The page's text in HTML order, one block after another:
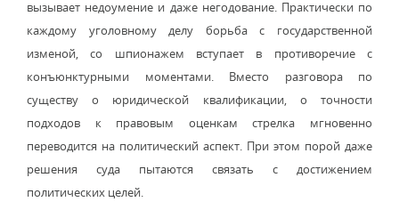
вызывает недоумение и даже негодование. Практически по
каждому уголовному делу борьба с государственной
изменой, со шпионажем вступает в противоречие с
конъюнктурными моментами. Вместо разговора по
существу о юридической квалификации, о точности
подходов к правовым оценкам стрелка мгновенно
переводится на политический аспект. При этом порой даже
решения суда пытаются связать с достижением
политических целей.